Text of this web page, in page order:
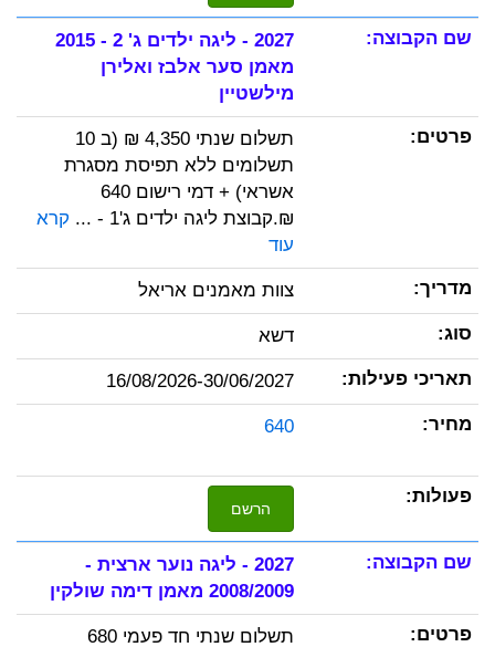
2027 - ליגה ילדים ג' 2 - 2015
מאמן סער אלבז ואלירן
מילשטיין
תשלום שנתי 4,350 ₪ (ב 10
תשלומים ללא תפיסת מסגרת
אשראי) + דמי רישום 640
₪.קבוצת ליגה ילדים ג'1 - ...
קרא
עוד
צוות מאמנים אריאל
דשא
16/08/2026-30/06/2027
640
הרשם
2027 - ליגה נוער ארצית -
2008/2009 מאמן דימה שולקין
תשלום שנתי חד פעמי 680